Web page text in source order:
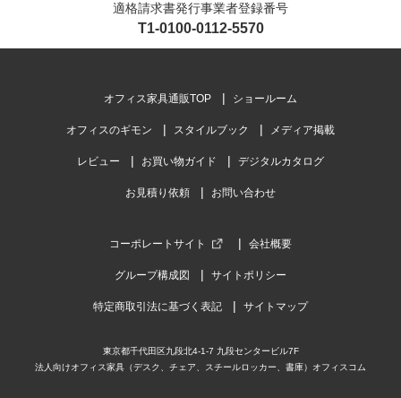
適格請求書発行事業者登録番号
T1-0100-0112-5570
オフィス家具通販TOP ショールーム
オフィスのギモン スタイルブック メディア掲載
レビュー お買い物ガイド デジタルカタログ
お見積り依頼 お問い合わせ
コーポレートサイト 会社概要
グループ構成図 サイトポリシー
特定商取引法に基づく表記 サイトマップ
東京都千代田区九段北4-1-7 九段センタービル7F
法人向けオフィス家具（デスク、チェア、スチールロッカー、書庫）オフィスコム